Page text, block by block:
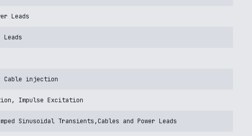
Leads
Cable injection
Impulse Excitation
Sinusoidal Transients,Cables and Power Leads